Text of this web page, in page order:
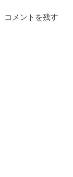
コメントを残す